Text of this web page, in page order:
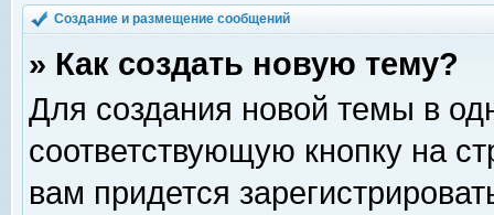
Создание и размещение сообщений
» Как создать новую тему?
Для создания новой темы в
соответствующую кнопку на
вам придется